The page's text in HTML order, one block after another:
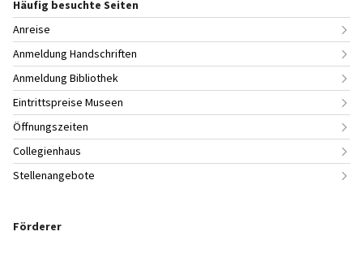
Häufig besuchte Seiten
Anreise
Anmeldung Handschriften
Anmeldung Bibliothek
Eintrittspreise Museen
Öffnungszeiten
Collegienhaus
Stellenangebote
Förderer